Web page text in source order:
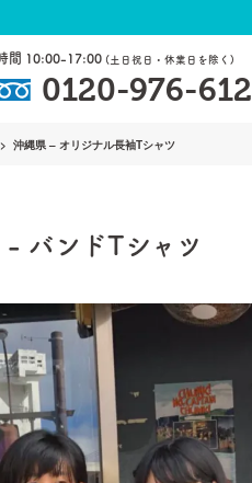
間 10:00-17:00 (土日祝日・休業日を除く)
0120-976-612
沖縄県 – オリジナル長袖Tシャツ
- バンドTシャツ